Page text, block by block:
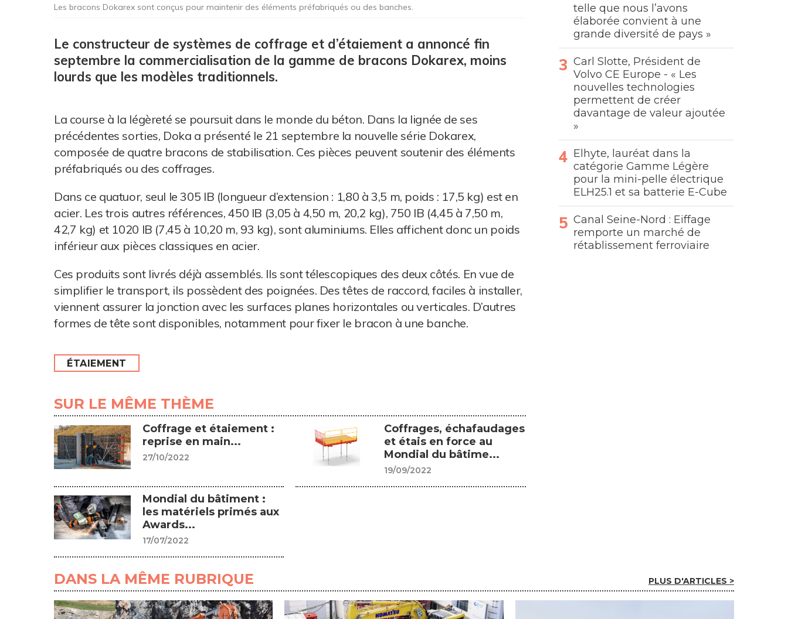
Les bracons Dokarex sont conçus pour maintenir des éléments préfabriqués ou des banches.
Le constructeur de systèmes de coffrage et d’étaiement a annoncé fin
septembre la commercialisation de la gamme de bracons Dokarex, moins
lourds que les modèles traditionnels.
La course à la légèreté se poursuit dans le monde du béton. Dans la lignée de ses
précédentes sorties, Doka a présenté le 21 septembre la nouvelle série Dokarex,
composée de quatre bracons de stabilisation. Ces pièces peuvent soutenir des éléments
préfabriqués ou des coffrages.
Dans ce quatuor, seul le 305 IB (longueur d’extension : 1,80 à 3,5 m, poids : 17,5 kg) est en
acier. Les trois autres références, 450 IB (3,05 à 4,50 m, 20,2 kg), 750 IB (4,45 à 7,50 m,
42,7 kg) et 1020 IB (7,45 à 10,20 m, 93 kg), sont aluminiums. Elles affichent donc un poids
inférieur aux pièces classiques en acier.
Ces produits sont livrés déjà assemblés. Ils sont télescopiques des deux côtés. En vue de
simplifier le transport, ils possèdent des poignées. Des têtes de raccord, faciles à installer,
viennent assurer la jonction avec les surfaces planes horizontales ou verticales. D’autres
formes de tête sont disponibles, notamment pour fixer le bracon à une banche.
ÉTAIEMENT
SUR LE MÊME THÈME
Coffrage et étaiement :
reprise en main...
27/10/2022
Coffrages, échafaudages
et étais en force au
Mondial du bâtime...
19/09/2022
Mondial du bâtiment :
les matériels primés aux
Awards...
17/07/2022
telle que nous l’avons
élaborée convient à une
grande diversité de pays »
Carl Slotte, Président de
Volvo CE Europe - « Les
nouvelles technologies
permettent de créer
davantage de valeur ajoutée
»
Elhyte, lauréat dans la
catégorie Gamme Légère
pour la mini-pelle électrique
ELH25.1 et sa batterie E-Cube
Canal Seine-Nord : Eiffage
remporte un marché de
rétablissement ferroviaire
DANS LA MÊME RUBRIQUE PLUS D'ARTICLES >